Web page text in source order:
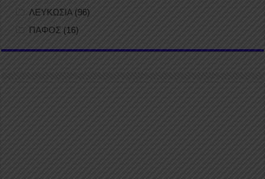
ΛΕΥΚΩΣΙΑ (96)
ΠΑΦΟΣ (16)